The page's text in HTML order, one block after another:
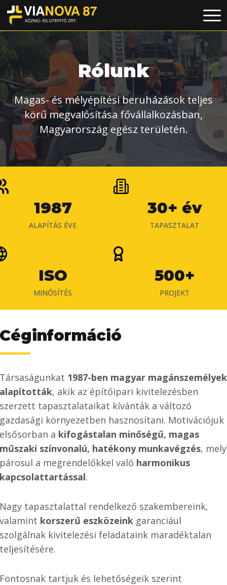
Rólunk
Magas- és mélyépítési beruházások teljes
körű megvalósítása fővállalkozásban,
Magyarország egész területén.
1987
ALAPÍTÁS ÉVE
30+ év
TAPASZTALAT
ISO
MINŐSÍTÉS
500+
PROJEKT
Céginformáció
Társaságunkat 1987-ben magyar magánszemélyek
alapították, akik az építőipari kivitelezésben
szerzett tapasztalataikat kívánták a változó
gazdasági környezetben hasznosítani. Motivációjuk
elsősorban a kifogástalan minőségű, magas
műszaki színvonalú, hatékony munkavégzés, mely
párosul a megrendelőkkel való harmonikus
kapcsolattartással.
Nagy tapasztalattal rendelkező szakembereink,
valamint korszerű eszközeink garanciául
szolgálnak kivitelezési feladataink maradéktalan
teljesítésére.
Fontosnak tartjuk és lehetőségeik szerint